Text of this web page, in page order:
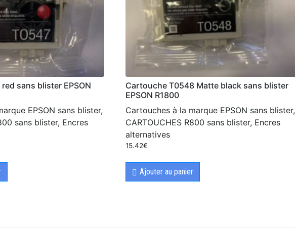
sans blister EPSON
EPSON sans blister,
sans blister, Encres
Cartouche T0548 Matte black sans blister
EPSON R1800
Cartouches à la marque EPSON sans blister,
CARTOUCHES R800 sans blister, Encres
alternatives
15.42€
Ajouter au panier